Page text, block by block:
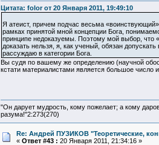
Цитата: folor от 20 Января 2011, 19:49:10
Я атеист, причем подчас весьма
рамках принятой мной концепции Бога,
принципе недоказуемы. Поэтому мой выбор, что
доказать нельзя, я, как ученый, обязан
рассуждаю в категории Бога.
Вы судя по вашему же определению (научной
кстати материалистами является большое число
"Он дарует мудрость, кому пожелает; а кому
разума!"2:273(270)
Re: Андрей ПУЗИКОВ "Теоретические,
« Ответ #43 : 20 Января 2011, 21:34:16 »